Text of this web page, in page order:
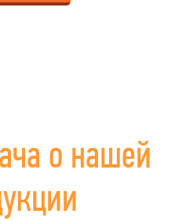
о нашей